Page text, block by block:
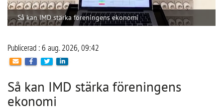
Så kan IMD stärka föreningens ekonomi
Publicerad : 6 aug. 2026, 09:42
Så kan IMD stärka föreningens
ekonomi